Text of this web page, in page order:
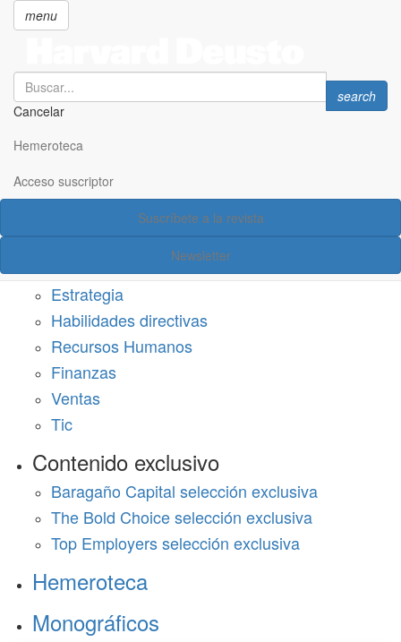
principal
menu
Search
Cancelar
Search
search
Hemeroteca
Acceso suscriptor
Suscríbete a la revista
Newsletter
Acceso suscriptor
Estrategia
Habilidades directivas
Recursos Humanos
Finanzas
Ventas
Tic
Contenido exclusivo
Baragaño Capital selección exclusiva
The Bold Choice selección exclusiva
Top Employers selección exclusiva
Hemeroteca
Monográficos